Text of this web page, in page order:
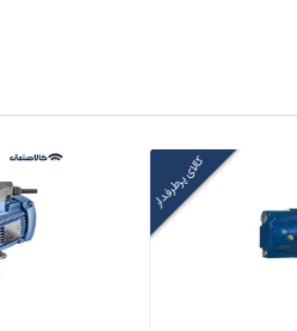
کالای پرطرفدار